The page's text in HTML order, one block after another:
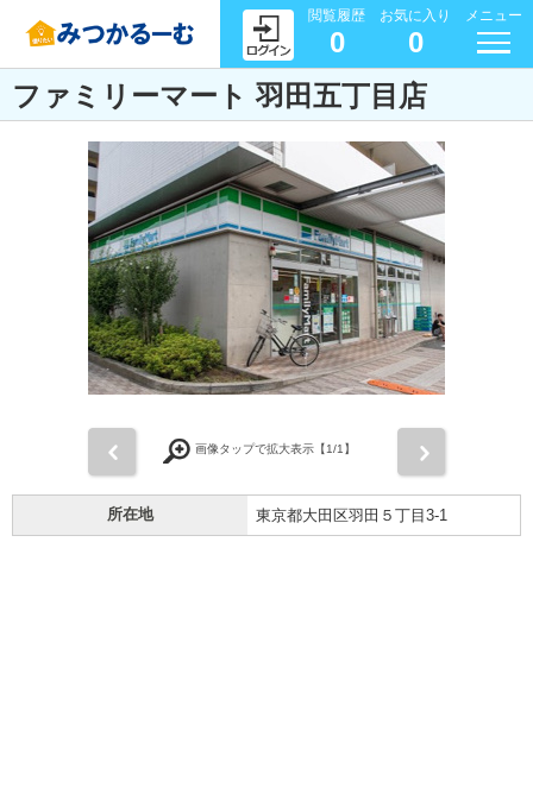
閲覧履歴
0
お気に入り
0
メニュー
ファミリーマート 羽田五丁目店
画像タップで拡大表示【1/1】
所在地 東京都大田区羽田５丁目3-1